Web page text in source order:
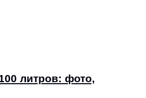
литров: фото,